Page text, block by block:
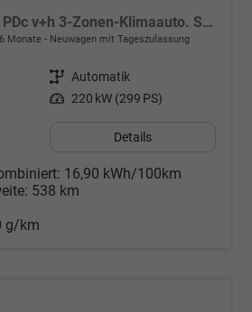
Selection Kamera PDc v+h 3-Zonen-Klimaauto. SHZ v
6 Monate Neuwagen mit Tageszulassung
Getriebe Automatik
Leistung 220 kW (299 PS)
Details
16,90 kWh/100km
538 km
g/km